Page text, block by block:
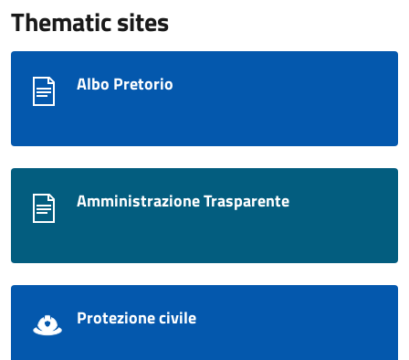
Thematic sites
Albo Pretorio
Amministrazione Trasparente
Protezione civile